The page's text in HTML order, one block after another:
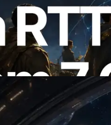
Slot API de
ping desde 7
se lanza la
API